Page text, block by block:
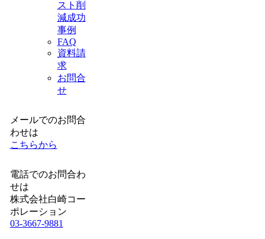
スト削
減成功
事例
FAQ
資料請
求
お問合
せ
メールでのお問合
わせは
こちらから
電話でのお問合わ
せは
株式会社白崎コー
ポレーション
03-3667-9881